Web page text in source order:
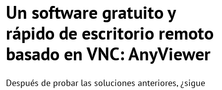
Un software gratuito y
rápido de escritorio remoto
basado en VNC: AnyViewer
Después de probar las soluciones anteriores, ¿sigue